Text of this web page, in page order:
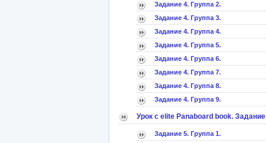
Задание 4. Группа 2.
Задание 4. Группа 3.
Задание 4. Группа 4.
Задание 4. Группа 5.
Задание 4. Группа 6.
Задание 4. Группа 7.
Задание 4. Группа 8.
Задание 4. Группа 9.
Урок с elitе Panaboard book.
Задание 5. Группа 1.